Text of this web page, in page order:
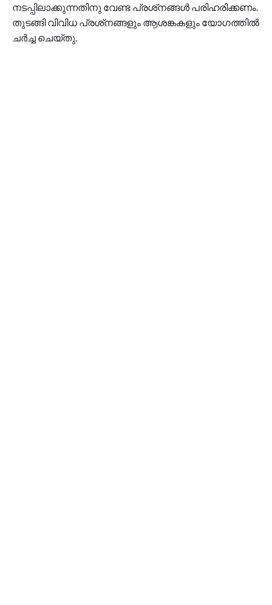
നടപ്പിലാക്കുന്നതിനു വേണ്ട പ്രശ്‌നങ്ങൾ പരിഹരിക്കണം.
തുടങ്ങി വിവിധ പ്രശ്‌നങ്ങളും ആശങ്കകളും യോഗത്തിൽ
ചർച്ച ചെയ്തു.